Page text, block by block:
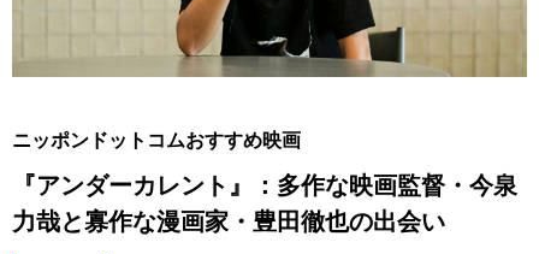
社会
文化
旅と暮らし
動画/Live
スポーツ・東京2020
お知らせ
ニッポンドットコムおすすめ映画
『アンダーカレント』：多作な映画監督・今泉
力哉と寡作な漫画家・豊田徹也の出会い